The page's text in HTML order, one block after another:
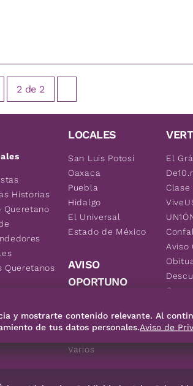
2de 2
Historias
Queretano
Queretanos
LOCALES
San Luis Potosí
Oaxaca
Puebla
Hidalgo
El Universal
Estado de México
AVISO
OPORTUNO
Empleos
Vehículos
Varios
El
Clase
Aviso
y mostrarte contenido relevante. Al
de tus datos personales.Aviso de